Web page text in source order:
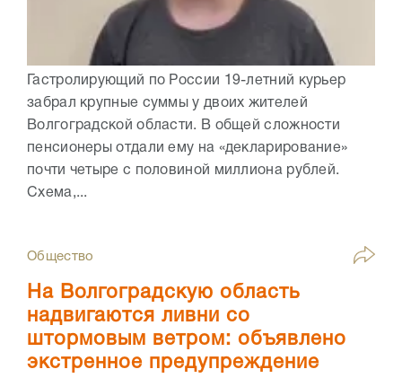
Гастролирующий по России 19-летний курьер
забрал крупные суммы у двоих жителей
Волгоградской области. В общей сложности
пенсионеры отдали ему на «декларирование»
почти четыре с половиной миллиона рублей.
Схема,...
Общество
На Волгоградскую область
надвигаются ливни со
штормовым ветром: объявлено
экстренное предупреждение